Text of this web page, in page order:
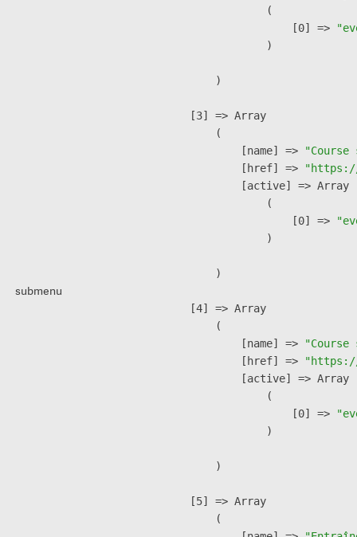
submenu
                (
                    [0] =>
                )
        )
    [3] => Array
        (
            [name] =>
            [href] =>
            [active] => Array
                (
                    [0] =>
                )
        )
    [4] => Array
        (
            [name] =>
            [href] =>
            [active] => Array
                (
                    [0] =>
                )
        )
    [5] => Array
        (